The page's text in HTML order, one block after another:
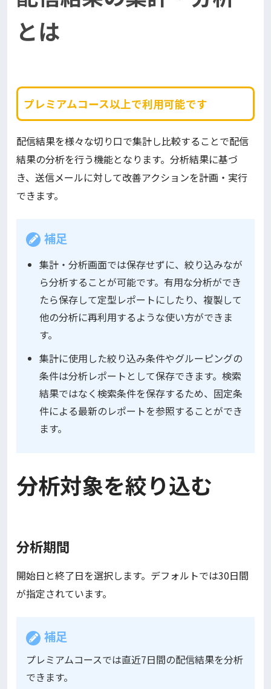
とは
プレミアムコース以上で利用可能です
配信結果を様々な切り口で集計し比較することで配信
結果の分析を行う機能となります。分析結果に基づ
き、送信メールに対して改善アクションを計画・実行
できます。
補足
集計・分析画面では保存せずに、絞り込みなが
ら分析することが可能です。有用な分析ができ
たら保存して定型レポートにしたり、複製して
他の分析に再利用するような使い方ができま
す。
集計に使用した絞り込み条件やグルーピングの
条件は分析レポートとして保存できます。検索
結果ではなく検索条件を保存するため、固定条
件による最新のレポートを参照することができ
ます。
分析対象を絞り込む
分析期間
開始日と終了日を選択します。デフォルトでは30日間
が指定されています。
補足
プレミアムコースでは直近7日間の配信結果を分析
できます。